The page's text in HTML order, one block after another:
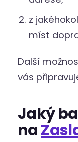
z
míst
Další
vás
Jaký
na